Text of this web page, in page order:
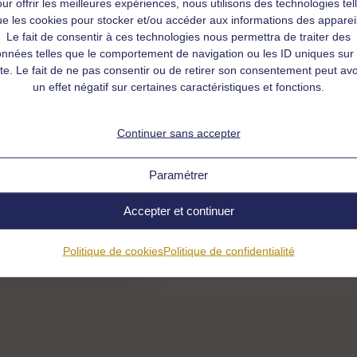
les cookies pour stocker et/ou accéder aux informations des
Le fait de consentir à ces technologies nous permettra de traiter des
telles que le comportement de navigation ou les ID uniques sur
Le fait de ne pas consentir ou de retirer son consentement peut
un effet négatif sur certaines caractéristiques et fonctions.
Accepter et continuer
Continuer sans accepter
Paramétrer
Politique de cookiesPolitique de confidentialité
Informations
Lieu de l'évènement
Metz, France
06 80 02 13 57
Adresse e-mail